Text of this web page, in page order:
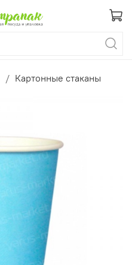
Картонные стаканы